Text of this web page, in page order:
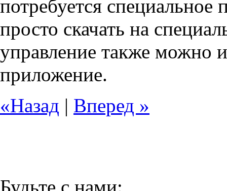
потребуется
просто скачать на
управление также можно
приложение.
«Назад | Вперед »